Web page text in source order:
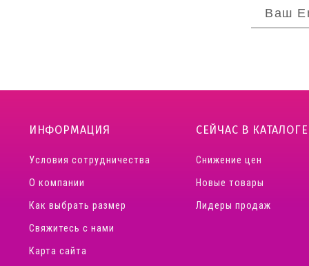
ИНФОРМАЦИЯ
Условия сотрудничества
О компании
Как выбрать размер
Свяжитесь с нами
Карта сайта
СЕЙЧАС В КАТАЛОГЕ
Снижение цен
Новые товары
Лидеры продаж